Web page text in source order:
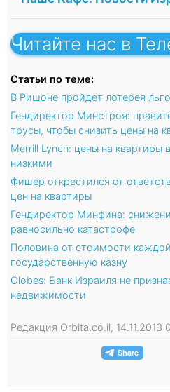
Читайте нас в
Статьи по теме:
В Ришоне пройдет лотерея
Гендиректор Минстроя:
трусы, чтобы снизить цены на
Merrill Lynch: цены на квартиры
низкими
Фишер открестился от
цен на квартиры
Гендиректор Минфина:
равносильно катастрофе
Половина от стоимости
государственную казну
Globes: Банк Израиля не
недвижимости
Редакция Orbita.co.il,